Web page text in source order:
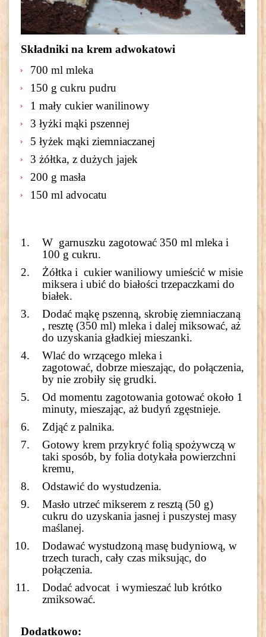
Składniki na krem adwokatowi
700 ml mleka
150 g cukru pudru
1 mały cukier wanilinowy
3 łyżki mąki pszennej
5 łyżek mąki ziemniaczanej
3 żółtka, z dużych jajek
200 g masła
150 ml advocatu
W garnuszku zagotować 350 ml mleka i
100 g cukru.
Żółtka i cukier waniliowy umieścić w misie
miksera i ubić do białości trzepaczkami do
białek.
Dodać mąkę pszenną, skrobię ziemniaczaną
, resztę (350 ml) mleka i dalej miksować, aż
do uzyskania gładkiej mieszanki.
Wlać do wrzącego mleka i
zagotować, dobrze mieszając, do połączenia,
by nie zrobiły się grudki.
Od momentu zagotowania gotować około 1
minuty, mieszając, aż budyń zgęstnieje.
Zdjąć z palnika.
Gotowy krem przykryć folią spożywczą w
taki sposób, by folia dotykała powierzchni
kremu,
Odstawić do wystudzenia.
Masło utrzeć mikserem z resztą (50 g)
cukru do uzyskania jasnej i puszystej masy
maślanej.
Dodawać wystudzoną masę budyniową, w
trzech turach, cały czas miksując, do
połączenia.
Dodać advocat i wymieszać lub krótko
zmiksować.
Dodatkowo: